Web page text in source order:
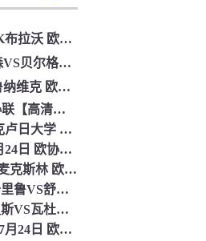
07月24日 斯肯迪亚VSASK布拉沃 欧协联[在线观看]
2026年07月24日_施特拉森VS贝尔格莱德游击 欧协联直
07月24日_科佩尔VSNSI鲁纳维克 欧协联直播 高清直播
埃尔维斯VS斯塔尔南 欧协联【高清直播】_2026年07月2
2026年07月24日_布兰VS克卢日大学 欧协联直播 高清
希伯尼安VS马利舍瓦_07月24日 欧协联免费直播
07月24日 尼克希奇VSML麦克斯林 欧协联[在线观看比赛
2026年07月24日 欧协联 卡里鲁VS舒尔本 在线观看
07月24日 欧协联 艾斯卡迪斯VS瓦杜兹[在线观看]
阿贾克斯VS伏伊伏丁那_07月24日 欧协联比赛直播